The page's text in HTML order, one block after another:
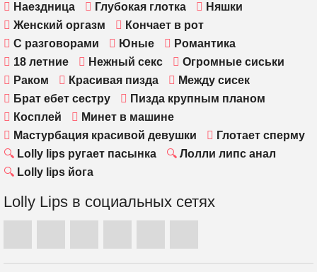
Наездница Глубокая глотка
Няшки
Женский оргазм
Кончает в рот
С разговорами
Юные
Романтика
18 летние
Нежный секс
Огромные сиськи
Раком
Красивая пизда
Между сисек
Брат ебет сестру
Пизда крупным планом
Косплей
Минет в машине
Мастурбация красивой девушки
Глотает сперму
Lolly lips ругает пасынка
Лолли липс анал
Lolly lips йога
Lolly Lips в социальных сетях